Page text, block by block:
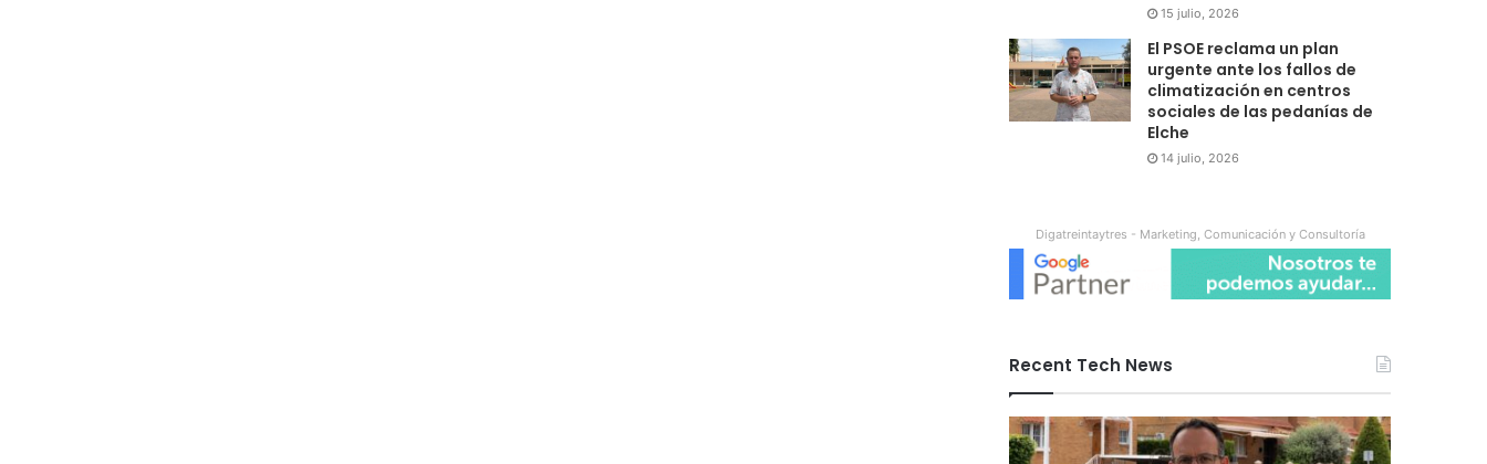
15 julio, 2026
El PSOE reclama un plan
urgente ante los fallos de
climatización en centros
sociales de las pedanías de
Elche
14 julio, 2026
Digatreintaytres - Marketing, Comunicación y Consultoría
Recent Tech News